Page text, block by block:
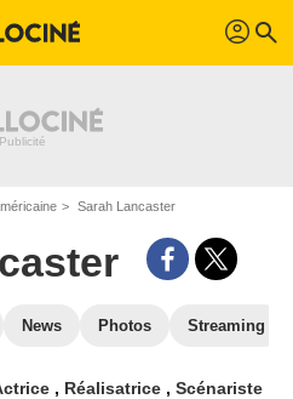
profil search
Sarah Lancaster
News Photos Streaming
, Réalisatrice ,Scénariste